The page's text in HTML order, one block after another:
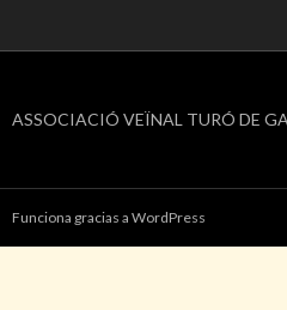
ASSOCIACIÓ VEÏNAL TURÓ DE
Funciona gracias a WordPress